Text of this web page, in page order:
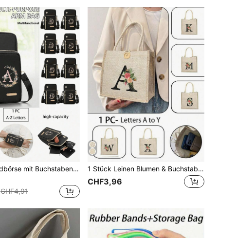
1 Stück Geldbörse mit Buchstabenmuster, das beste Geschenk für Familie und Geliebte, multifunktionale tragbare Geldbörse geeignet für den Arbeits- und Schulweg, Abschlussgeschenk, modisches Accessoire, perfekt für Sommer, Reisen, Urlaub, Strand, unverzichtbar für die ganze Familie, Damen Geldbörse
CHF4,91
1 Stück Leinen Blumen & Buchstaben Bedruckter Shopper, minimalistischer Handtasche mit großer Kapazität, tragbare Lässig Aufbewahrungstasche, multifunktionale Einkaufstasche, personalisiertes Geschenktasche, geeignet für Hochzeiten, Geburtstage, Strände, Feiertage und andere Anlässe, perfektes Geschenk für Frauen, Lehrer, Freunde, Brautjungfern, Studenten und Schulanfang, auch das beste Geschenk zum Lehrertag
CHF3,96